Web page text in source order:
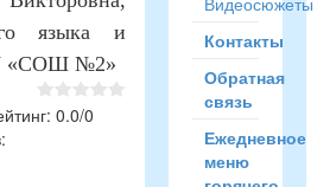
языка и
«СОШ №2»
: 0.0/0
:
Контакты
Обратная
связь
Ежедневное
меню